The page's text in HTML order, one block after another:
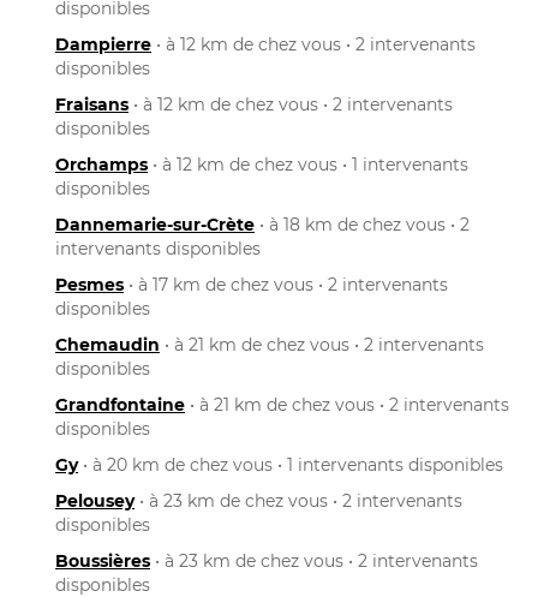
disponibles
Dampierre • à 12 km de chez vous • 2 intervenants
disponibles
Fraisans • à 12 km de chez vous • 2 intervenants
disponibles
Orchamps • à 12 km de chez vous • 1 intervenants
disponibles
Dannemarie-sur-Crète • à 18 km de chez vous • 2
intervenants disponibles
Pesmes • à 17 km de chez vous • 2 intervenants
disponibles
Chemaudin • à 21 km de chez vous • 2 intervenants
disponibles
Grandfontaine • à 21 km de chez vous • 2 intervenants
disponibles
Gy• à 20 km de chez vous • 1 intervenants disponibles
Pelousey• à 23 km de chez vous • 2 intervenants
disponibles
Boussières • à 23 km de chez vous • 2 intervenants
disponibles